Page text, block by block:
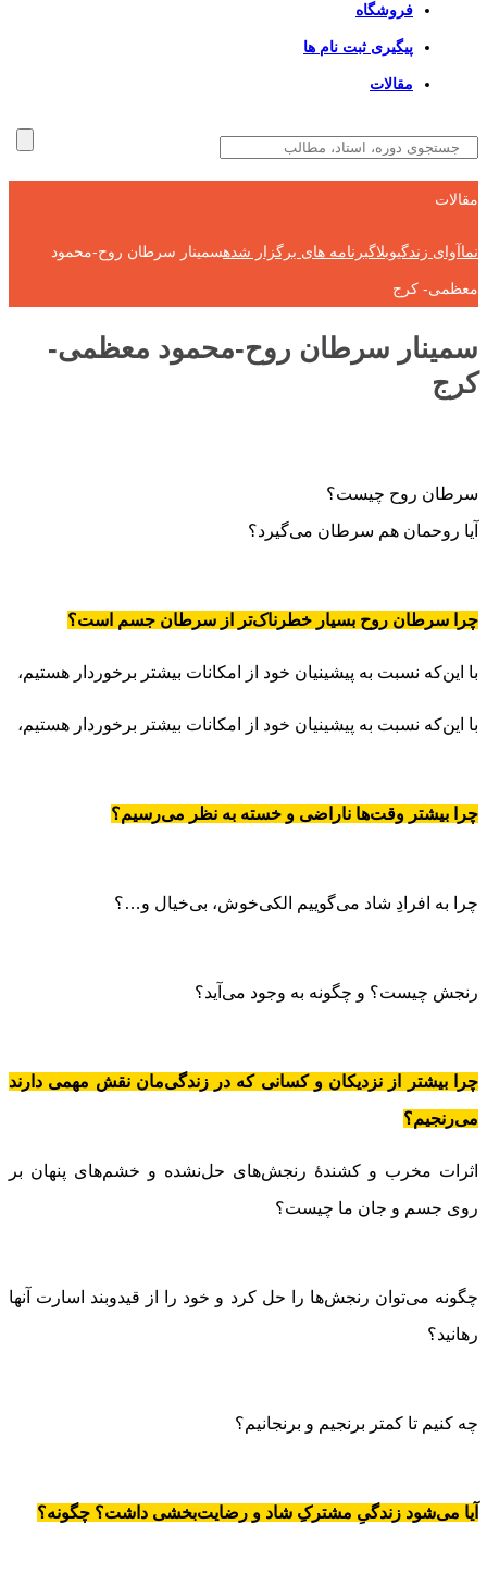
فروشگاه
پیگیری ثبت نام ها
مقالات
مقالات
نماآوای زندگیوبلاگبرنامه های برگزار شدهسمینار سرطان روح-محمود
معظمی- کرج
سمینار سرطان روح-محمود معظمی-
کرج
سرطان روح چیست؟
آیا روحمان هم سرطان می‌گیرد؟
چرا سرطان روح بسیار خطرناک‌تر از سرطان جسم است؟
با این‌که نسبت به پیشینیان خود از امکانات بیشتر برخوردار هستیم،
با این‌که نسبت به پیشینیان خود از امکانات بیشتر برخوردار هستیم،
چرا بیشتر وقت‌ها ناراضی و خسته به نظر می‌رسیم؟
چرا به افرادِ شاد می‌گوییم الکی‌خوش، بی‌خیال و…؟
رنجش چیست؟ و چگونه به وجود می‌آید؟
چرا بیشتر از نزدیکان و کسانی که در زندگی‌مان نقش مهمی دارند
می‌رنجیم؟
اثرات مخرب و کشندۀ رنجش‌های حل‌نشده و خشم‌های پنهان بر
روی جسم و جان ما چیست؟
چگونه می‌توان رنجش‌ها را حل کرد و خود را از قیدوبند اسارت آنها
رهانید؟
چه کنیم تا کمتر برنجیم و برنجانیم؟
آیا می‌شود زندگیِ مشترکِ شاد و رضایت‌بخشی داشت؟ چگونه؟